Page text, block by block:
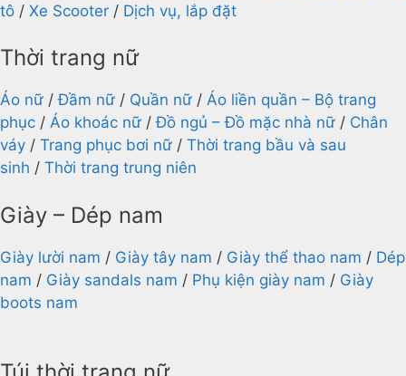
tô / Xe Scooter / Dịch vụ, lắp đặt
Thời trang nữ
Áo nữ /Đầm nữ / Quần nữ / Áo liền quần – Bộ trang
phục / Áo khoác nữ /Đồ ngủ – Đồ mặc nhà nữ / Chân
váy / Trang phục bơi nữ / Thời trang bầu và sau
sinh / Thời trang trung niên
Giày – Dép nam
Giày lười nam / Giày tây nam / Giày thể thao nam / Dép
nam / Giày sandals nam / Phụ kiện giày nam / Giày
boots nam